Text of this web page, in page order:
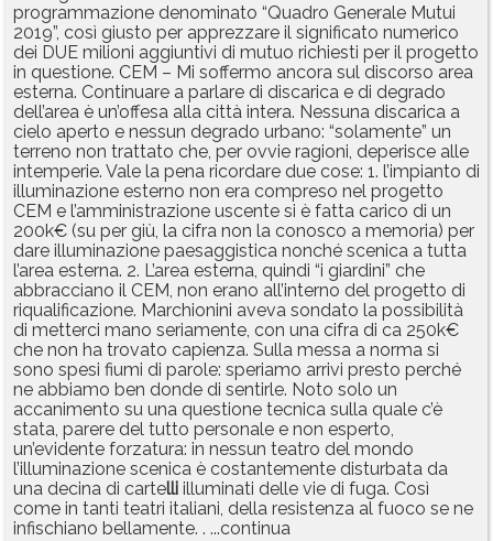
programmazione denominato “Quadro Generale Mutui
2019”, così giusto per apprezzare il significato numerico
dei DUE milioni aggiuntivi di mutuo richiesti per il progetto
in questione. CEM – Mi soffermo ancora sul discorso area
esterna. Continuare a parlare di discarica e di degrado
dell’area è un’offesa alla città intera. Nessuna discarica a
cielo aperto e nessun degrado urbano: “solamente” un
terreno non trattato che, per ovvie ragioni, deperisce alle
intemperie. Vale la pena ricordare due cose: 1. l’impianto di
illuminazione esterno non era compreso nel progetto
CEM e l’amministrazione uscente si è fatta carico di un
200k€ (su per giù, la cifra non la conosco a memoria) per
dare illuminazione paesaggistica nonché scenica a tutta
l’area esterna. 2. L’area esterna, quindi “i giardini” che
abbracciano il CEM, non erano all’interno del progetto di
riqualificazione. Marchionini aveva sondato la possibilità
di metterci mano seriamente, con una cifra di ca 250k€
che non ha trovato capienza. Sulla messa a norma si
sono spesi fiumi di parole: speriamo arrivi presto perché
ne abbiamo ben donde di sentirle. Noto solo un
accanimento su una questione tecnica sulla quale c’è
stata, parere del tutto personale e non esperto,
un’evidente forzatura: in nessun teatro del mondo
l’illuminazione scenica è costantemente disturbata da
una decina di cartelli illuminati delle vie di fuga. Così
come in tanti teatri italiani, della resistenza al fuoco se ne
infischiano bellamente. . ...continua